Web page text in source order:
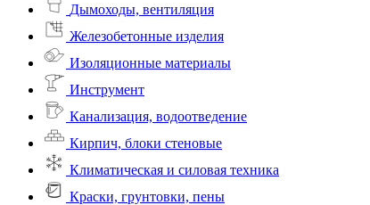
Дымоходы, вентиляция
Железобетонные изделия
Изоляционные материалы
Инструмент
Канализация, водоотведение
Кирпич, блоки стеновые
Климатическая и силовая техника
Краски, грунтовки, пены